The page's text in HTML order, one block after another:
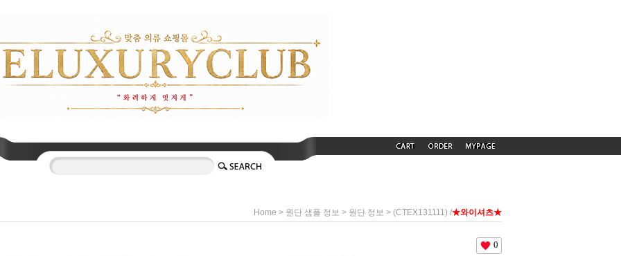
Home > 원단 샘플 정보 > 원단 정보 > (CTEX131111) /★와이셔츠★
0